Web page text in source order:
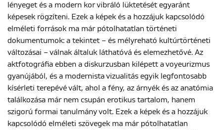
lényeget és a modern kor vibráló lüktetését egyaránt
képesek rögzíteni. Ezek a képek és a hozzájuk kapcsolódó
elméleti források ma már pótolhatatlan történeti
dokumentumok: a tekintet – és mélyreható kultúrtörténeti
változásai – válnak általuk láthatóvá és elemezhetővé. Az
aktfotográfia ebben a diskurzusban kilépett a voyeurizmus
gyanújából, és a modernista vizualitás egyik legfontosabb
kísérleti terepévé vált, ahol a fény, az árnyék és az anatómia
találkozása már nem csupán erotikus tartalom, hanem
szigorú formai tanulmány volt. Ezek a képek és a hozzájuk
kapcsolódó elméleti szövegek ma már pótolhatatlan